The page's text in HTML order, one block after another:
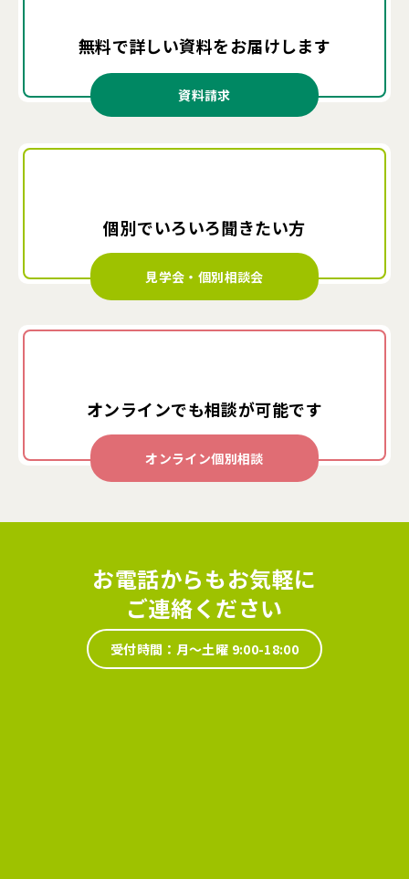
無料で詳しい資料をお届けします
資料請求
個別でいろいろ聞きたい方
見学会・個別相談会
オンラインでも相談が可能です
オンライン個別相談
お電話からもお気軽に
ご連絡ください
受付時間：月～土曜 9:00-18:00